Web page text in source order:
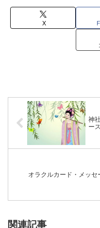
X
神
ース
オラクルカード・メッセ
関連記事